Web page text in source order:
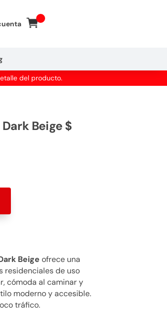
del producto.
Beige $
Beige ofrece una
residenciales de uso
cómoda al caminar y
moderno y accesible.
tráfico.